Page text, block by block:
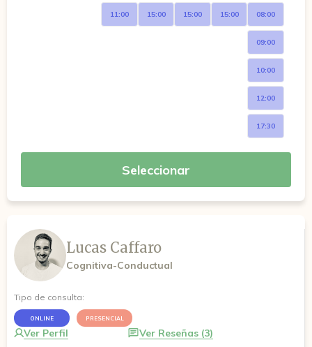
11:00 15:00 15:00 15:00 08:00
09:00
10:00
12:00
17:30
Seleccionar
Lucas Caffaro
Cognitiva-Conductual
Tipo de consulta:
ONLINE PRESENCIAL
Ver Perfil
Ver Reseñas (3)